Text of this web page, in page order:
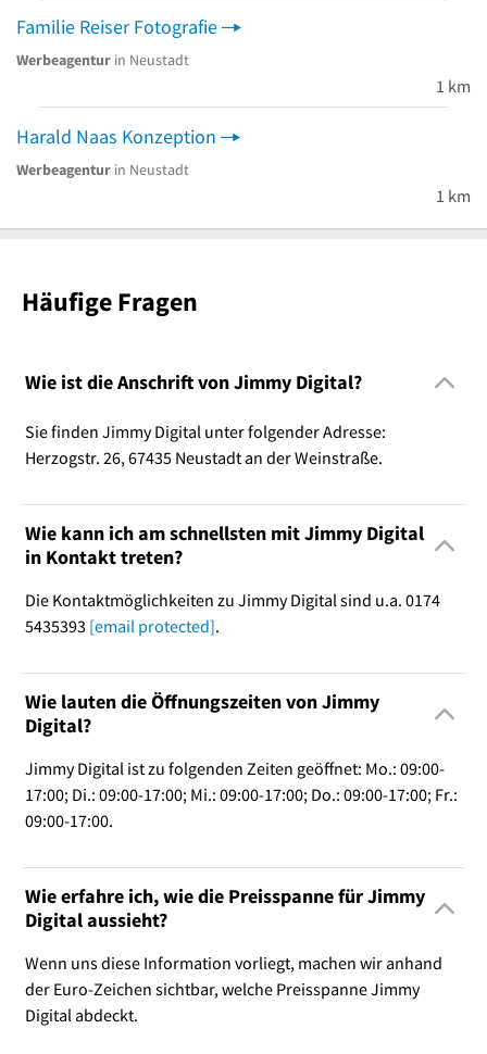
Familie Reiser Fotografie
Werbeagentur in Neustadt
1 km
Harald Naas Konzeption
Werbeagentur in Neustadt
1 km
Häufige Fragen
Wie ist die Anschrift von Jimmy Digital?
Sie finden Jimmy Digital unter folgender Adresse:
Herzogstr. 26, 67435 Neustadt an der Weinstraße.
Wie kann ich am schnellsten mit Jimmy Digital
in Kontakt treten?
Die Kontaktmöglichkeiten zu Jimmy Digital sind u.a. 0174
5435393 [email protected].
Wie lauten die Öffnungszeiten von Jimmy
Digital?
Jimmy Digital ist zu folgenden Zeiten geöffnet: Mo.: 09:00-
17:00; Di.: 09:00-17:00; Mi.: 09:00-17:00; Do.: 09:00-17:00; Fr.:
09:00-17:00.
Wie erfahre ich, wie die Preisspanne für Jimmy
Digital aussieht?
Wenn uns diese Information vorliegt, machen wir anhand
der Euro-Zeichen sichtbar, welche Preisspanne Jimmy
Digital abdeckt.